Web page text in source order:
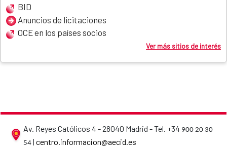
BID
Anuncios de licitaciones
OCE en los países socios
Ver más sitios de interés
Av. Reyes Católicos 4 - 28040 Madrid - Tel. +34 900 20 30
54 | centro.informacion@aecid.esAECID contact details